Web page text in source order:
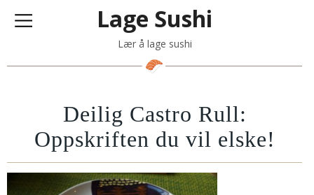
Lage Sushi
Lær å lage sushi
Deilig Castro Rull:
Oppskriften du vil elske!